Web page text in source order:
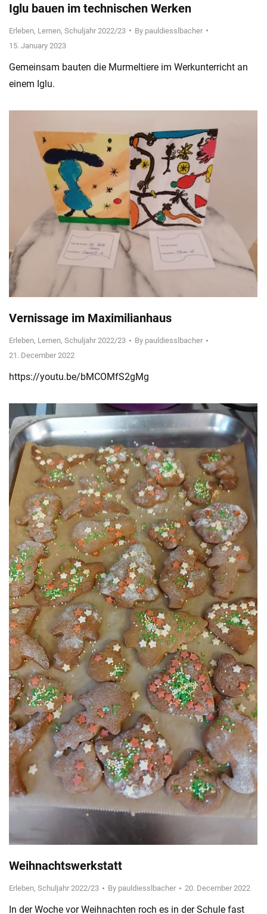
Iglu bauen im technischen Werken
Erleben, Lernen, Schuljahr 2022/23 By pauldiesslbacher
15. January 2023
Gemeinsam bauten die Murmeltiere im Werkunterricht an
einem Iglu.
Vernissage im Maximilianhaus
Erleben, Lernen, Schuljahr 2022/23 By pauldiesslbacher
21. December 2022
https://youtu.be/bMCOMfS2gMg
Weihnachtswerkstatt
Erleben, Schuljahr 2022/23 By pauldiesslbacher 20. December 2022
In der Woche vor Weihnachten roch es in der Schule fast